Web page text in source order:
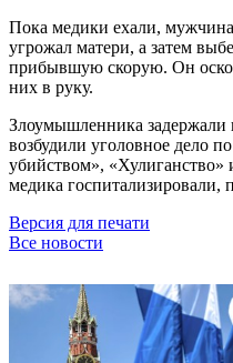
Пока медики ехали,
угрожал матери, а затем
прибывшую скорую. Он
них в руку.
Злоумышленника задержали
возбудили уголовное дело
убийством»,
медика госпитализировали,
Версия для печати
Все новости